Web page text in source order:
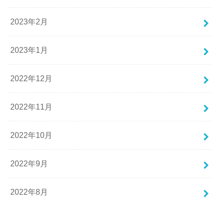
2023年2月
2023年1月
2022年12月
2022年11月
2022年10月
2022年9月
2022年8月